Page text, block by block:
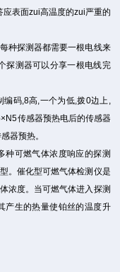
表面zui高温度的zui严重的
种探测器都需要一根电线来
探测器可以分享一根电线完
编码,8高,一个为低,拨0边上,
传感器预热电后的传感器
器预热。
种可燃气体浓度响应的探测
。催化型可燃气体检测仪是
浓度。当可燃气体进入探测
产生的热量使铂丝的温度升